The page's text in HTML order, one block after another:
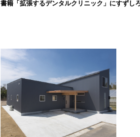
書籍「拡張するデンタルクリニック」にすずし